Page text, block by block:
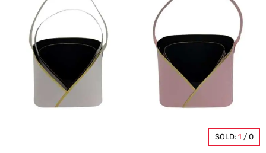
SOLD: 1 / 0